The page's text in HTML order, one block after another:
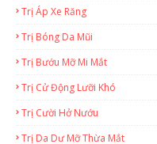
Trị Áp Xe Răng
Trị Bóng Da Mũi
Trị Bướu Mỡ Mi Mắt
Trị Cử Động Lưỡi Khó
Trị Cười Hở Nướu
Trị Da Dư Mỡ Thừa Mắt